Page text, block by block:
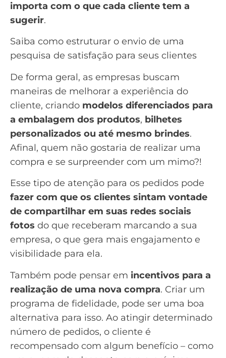
importa com o que cada cliente tem a
sugerir.
Saiba como estruturar o envio de uma
pesquisa de satisfação para seus clientes
De forma geral, as empresas buscam
maneiras de melhorar a experiência do
cliente, criando modelos diferenciados para
a embalagem dos produtos, bilhetes
personalizados ou até mesmo brindes.
Afinal, quem não gostaria de realizar uma
compra e se surpreender com um mimo?!
Esse tipo de atenção para os pedidos pode
fazer com que os clientes sintam vontade
de compartilhar em suas redes sociais
fotos do que receberam marcando a sua
empresa, o que gera mais engajamento e
visibilidade para ela.
Também pode pensar em incentivos para a
realização de uma nova compra. Criar um
programa de fidelidade, pode ser uma boa
alternativa para isso. Ao atingir determinado
número de pedidos, o cliente é
recompensado com algum benefício – como